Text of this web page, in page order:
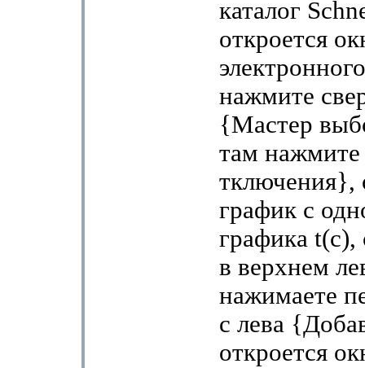
каталог
откроется
нажмите
{Мастер
там
тключения},
график с
графика
в верхнем
нажимаете
с лева
откроется